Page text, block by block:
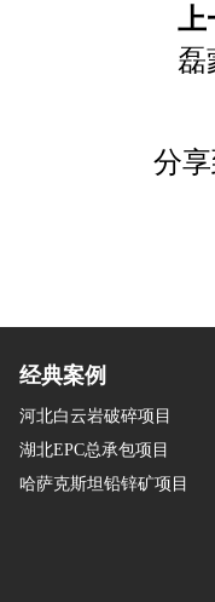
上
磊
分
经典案例
河北白云岩破碎项目
湖北EPC总承包项目
哈萨克斯坦铅锌矿项目